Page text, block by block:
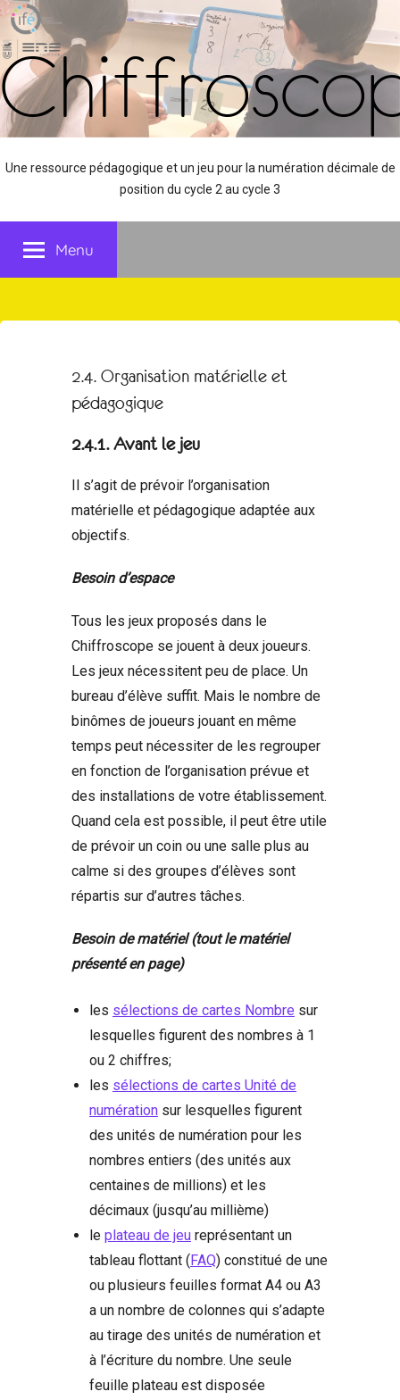
Aller
au
contenu
Une ressource pédagogique et un jeu pour la numération décimale de
position du cycle 2 au cycle 3
Menu
2.4. Organisation matérielle et
pédagogique
2.4.1. Avant le jeu
Il s’agit de prévoir l’organisation
matérielle et pédagogique adaptée aux
objectifs.
Besoin d’espace
Tous les jeux proposés dans le
Chiffroscope se jouent à deux joueurs.
Les jeux nécessitent peu de place. Un
bureau d’élève suffit. Mais le nombre de
binômes de joueurs jouant en même
temps peut nécessiter de les regrouper
en fonction de l’organisation prévue et
des installations de votre établissement.
Quand cela est possible, il peut être utile
de prévoir un coin ou une salle plus au
calme si des groupes d’élèves sont
répartis sur d’autres tâches.
Besoin de matériel (tout le matériel
présenté en page)
les sélections de cartes Nombre sur
lesquelles figurent des nombres à 1
ou 2 chiffres;
les sélections de cartes Unité de
numération sur lesquelles figurent
des unités de numération pour les
nombres entiers (des unités aux
centaines de millions) et les
décimaux (jusqu’au millième)
le plateau de jeu représentant un
tableau flottant (FAQ) constitué de une
ou plusieurs feuilles format A4 ou A3
a un nombre de colonnes qui s’adapte
au tirage des unités de numération et
à l’écriture du nombre. Une seule
feuille plateau est disposée
Panneau de gestion des cookies